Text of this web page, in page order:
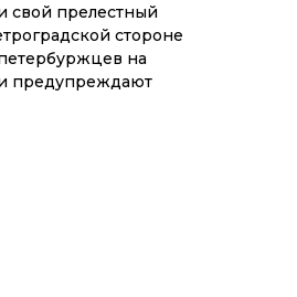
свой прелестный
стороне
на
предупреждают